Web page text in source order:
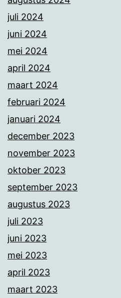
juli 2024
juni 2024
mei 2024
april 2024
maart 2024
februari 2024
januari 2024
december 2023
november 2023
oktober 2023
september 2023
augustus 2023
juli 2023
juni 2023
mei 2023
april 2023
maart 2023